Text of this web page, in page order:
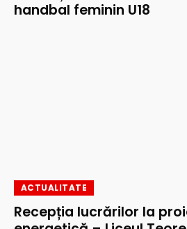
handbal feminin U18
ACTUALITATE
Recepția lucrărilor la